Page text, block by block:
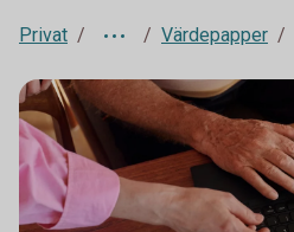
Privat Värdepapper